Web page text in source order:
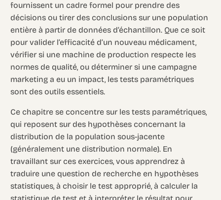
fournissent un cadre formel pour prendre des
décisions ou tirer des conclusions sur une population
entière à partir de données d’échantillon. Que ce soit
pour valider l’efficacité d’un nouveau médicament,
vérifier si une machine de production respecte les
normes de qualité, ou déterminer si une campagne
marketing a eu un impact, les tests paramétriques
sont des outils essentiels.
Ce chapitre se concentre sur les tests paramétriques,
qui reposent sur des hypothèses concernant la
distribution de la population sous-jacente
(généralement une distribution normale). En
travaillant sur ces exercices, vous apprendrez à
traduire une question de recherche en hypothèses
statistiques, à choisir le test approprié, à calculer la